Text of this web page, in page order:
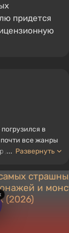
придется
в
все жанры
до военных
VGTimes в 2012
до
новости,
другое.
мощных
... Развернуть